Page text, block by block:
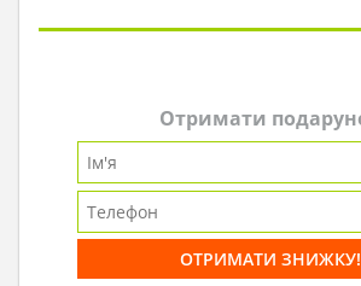
Отримати